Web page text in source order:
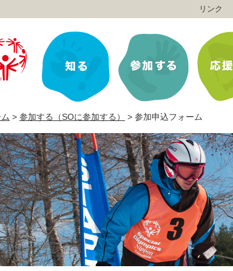
リンク
> 参加する（SOに参加する） > 参加申込フォーム